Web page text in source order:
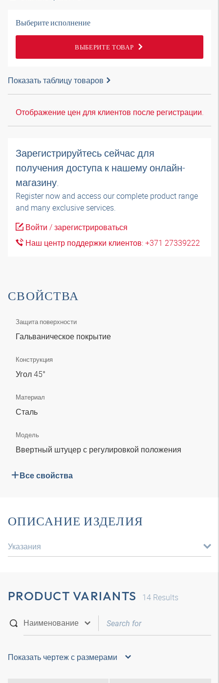
Выберите исполнение
ВЫБЕРИТЕ ТОВАР
Показать таблицу товаров
Отображение цен для клиентов после регистрации.
Зарегистрируйтесь сейчас для
получения доступа к нашему онлайн-
магазину.
Register now and access our complete product range
and many exclusive services.
Войти / зарегистрироваться
Наш центр поддержки клиентов: +371 27339222
СВОЙСТВА
Защита поверхности
Гальваническое покрытие
Конструкция
Угол 45°
Материал
Сталь
Модель
Ввертный штуцер с регулировкой положения
Все свойства
ОПИСАНИЕ ИЗДЕЛИЯ
Указания
PRODUCT VARIANTS 14 Results
Показать чертеж с размерами